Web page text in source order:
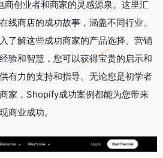
创业者和商家的灵感源泉。这里汇
线商店的成功故事，涵盖不同行业、
了解这些成功商家的产品选择、营销
验和智慧，您可以获得宝贵的启示和
有力的支持和指导。无论您是初学者
家，Shopify成功案例都能为您带来
商业成功。